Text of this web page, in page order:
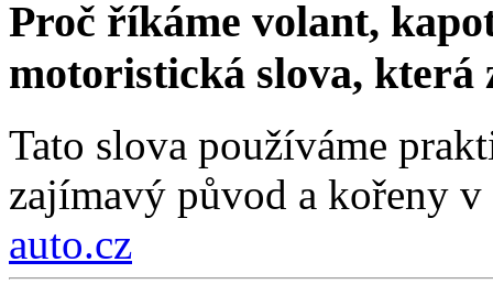
Proč říkáme volant,
motoristická slova, která
Tato slova používáme
zajímavý původ a kořeny
auto.cz